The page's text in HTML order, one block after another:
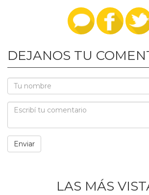
DEJANOS TU
LAS MÁS